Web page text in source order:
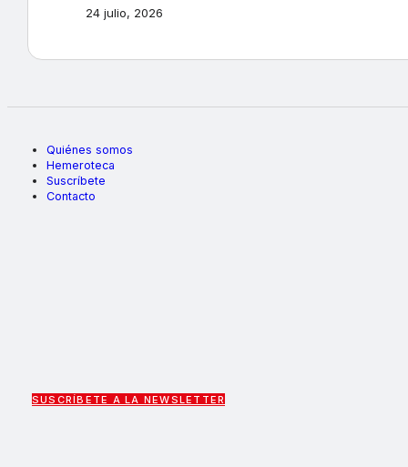
24 julio, 2026
Quiénes somos
Hemeroteca
Suscríbete
Contacto
SUSCRÍBETE A LA NEWSLETTER